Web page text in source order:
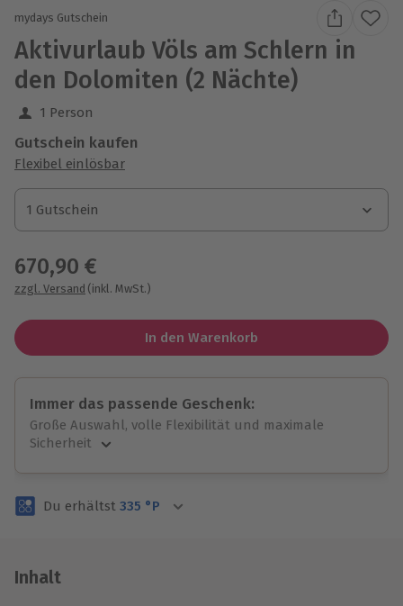
mydays Gutschein
Aktivurlaub Völs am Schlern in
den Dolomiten (2 Nächte)
1 Person
Gutschein kaufen
Flexibel einlösbar
1 Gutschein
1 Gutschein
1 Gutschein
670,90 €
zzgl. Versand (inkl. MwSt.)
In den Warenkorb
Immer das passende Geschenk:
Große Auswahl, volle Flexibilität und maximale
Sicherheit
Volle Flexibilität
3 Jahre gültig & verlängerbar.
Du erhältst 335 °P
Inhalt